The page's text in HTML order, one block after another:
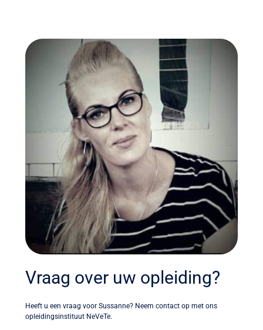
Vraag over uw opleiding?
Heeft u een vraag voor Sussanne? Neem contact op met ons
opleidingsinstituut NeVeTe.